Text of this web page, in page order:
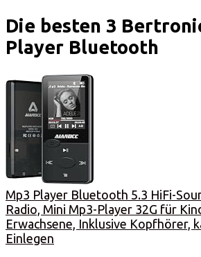
Die besten 3
Player Bluetooth
Mp3 Player Bluetooth 5.3 HiFi-
Radio, Mini Mp3-Player 32G für
Erwachsene, Inklusive Kopfhörer,
Einlegen